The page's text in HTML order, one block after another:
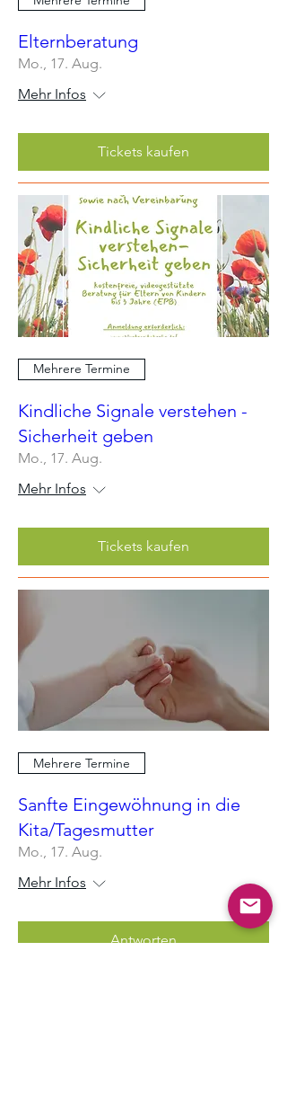
Elternberatung
Mo., 17. Aug.
Mehr Infos
Tickets kaufen
Mehrere Termine
Kindliche Signale verstehen -
Sicherheit geben
Mo., 17. Aug.
Mehr Infos
Tickets kaufen
Mehrere Termine
Sanfte Eingewöhnung in die
Kita/Tagesmutter
Mo., 17. Aug.
Mehr Infos
Antworten